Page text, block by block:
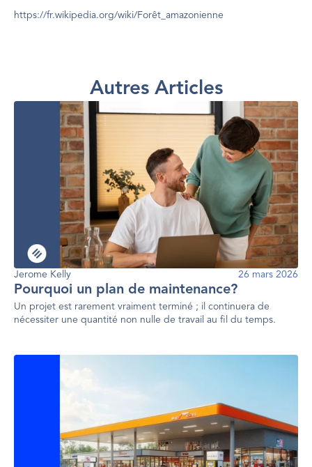
https://fr.wikipedia.org/wiki/Forêt_amazonienne
Autres Articles
Jerome Kelly 26 mars 2026
Pourquoi un plan de maintenance?
Un projet est rarement vraiment terminé ; il continuera de
nécessiter une quantité non nulle de travail au fil du temps.